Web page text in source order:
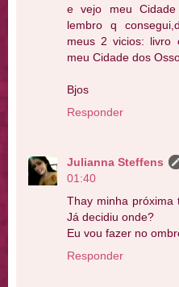
e vejo meu
lembro q
meus 2 vicios: livro
meu Cidade dos
Bjos
Responder
Julianna Steffens
01:40
Thay minha próxima
Já decidiu onde?
Eu vou fazer no
Responder